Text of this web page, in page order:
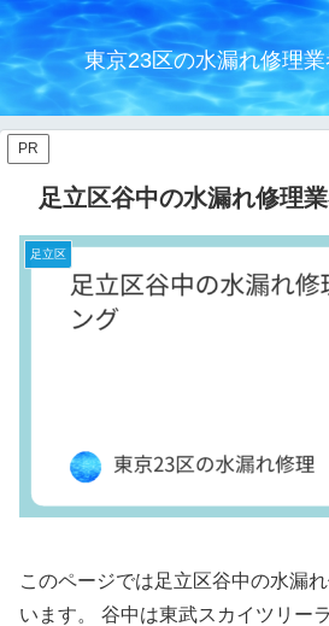
東京23区の水漏れ修理
PR
足立区谷中の水漏れ修理
足立区
このページでは足立区谷中の水漏
います。 谷中は東武スカイツリー